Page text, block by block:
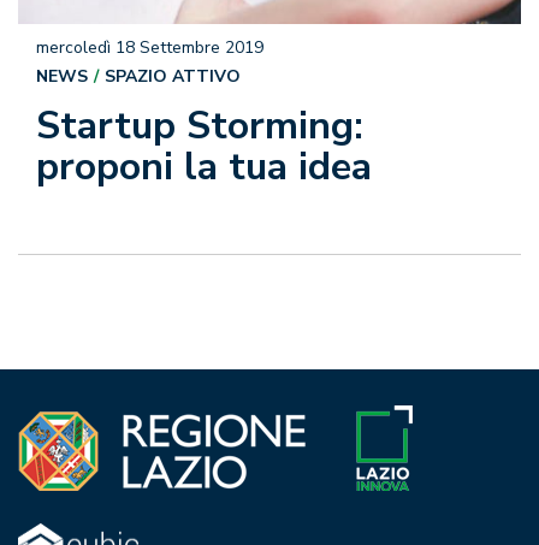
Startup Storming:
proponi la tua idea
mercoledì 18 Settembre 2019
NEWS
SPAZIO ATTIVO